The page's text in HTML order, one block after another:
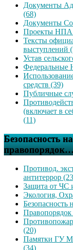
Документы
(68)
Документы
Проекты НПА
Тексты
выступлений
Устав
Федеральные
средств (39)
Публичные
(включает в
(11)
Безопасность
Противод.
антитеррор
Защита от ЧС
Экология,
Безопасность
Правопорядок
(20)
Памятки ГУ
(34)